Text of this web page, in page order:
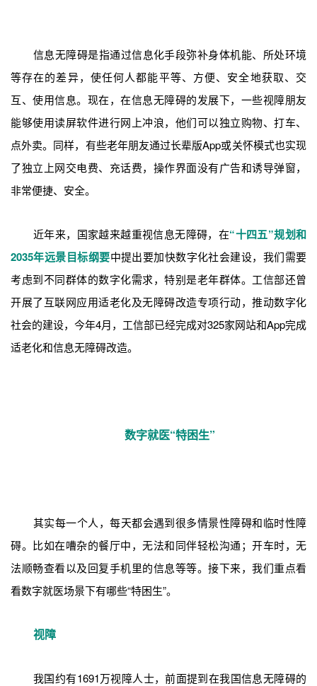
信息无障碍是指通过信息化手段弥补身体机能、所处环境
等存在的差异，使任何人都能平等、方便、安全地获取、交
互、使用信息。现在，在信息无障碍的发展下，一些视障朋友
能够使用读屏软件进行网上冲浪，他们可以独立购物、打车、
点外卖。同样，有些老年朋友通过长辈版App或关怀模式也实现
了独立上网交电费、充话费，操作界面没有广告和诱导弹窗，
非常便捷、安全。
近年来，国家越来越重视信息无障碍，在“十四五”规划和
2035年远景目标纲要中提出要加快数字化社会建设，我们需要
考虑到不同群体的数字化需求，特别是老年群体。工信部还曾
开展了互联网应用适老化及无障碍改造专项行动，推动数字化
社会的建设，今年4月，工信部已经完成对325家网站和App完成
适老化和信息无障碍改造。
数字就医“特困生”
其实每一个人，每天都会遇到很多情景性障碍和临时性障
碍。比如在嘈杂的餐厅中，无法和同伴轻松沟通；开车时，无
法顺畅查看以及回复手机里的信息等等。接下来，我们重点看
看数字就医场景下有哪些“特困生”。
视障
我国约有1691万视障人士，前面提到在我国信息无障碍的